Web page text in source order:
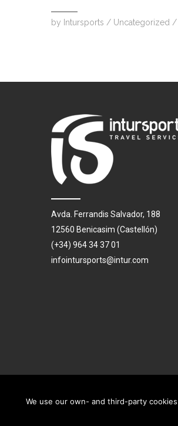
by Intursports / Uncategorized /
Avda. Ferrandis Salvador, 188
12560 Benicasim (Castellón)
(+34) 964 34 37 01
infointursports@intur.com
We use our own- and third-party